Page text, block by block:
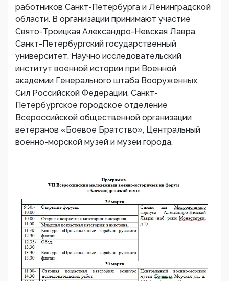
работников Санкт-Петербурга и Ленинградской
области. В организации принимают участие
Свято-Троицкая Александро-Невская Лавра,
Санкт-Петербургский государственный
университет, Научно исследовательский
институт военной истории при Военной
академии Генерального штаба Вооруженных
Сил Российской Федерации, Санкт-
Петербургское городское отделение
Всероссийской общественной организации
ветеранов «Боевое Братство», Центральный
военно-морской музей и музеи города.